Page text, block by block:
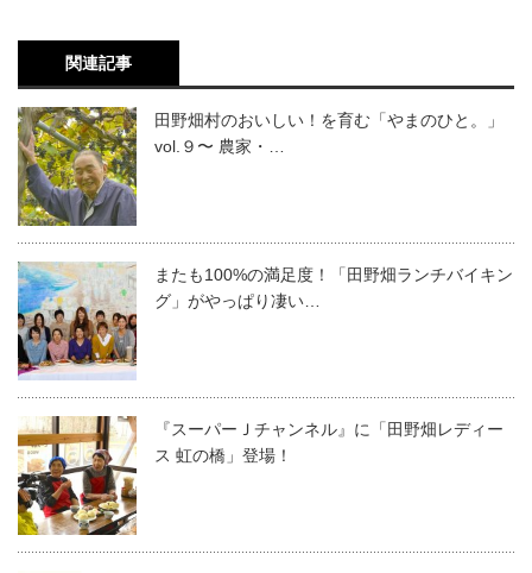
関連記事
田野畑村のおいしい！を育む「やまのひと。」
vol.９〜 農家・…
またも100%の満足度！「田野畑ランチバイキン
グ」がやっぱり凄い…
『スーパーＪチャンネル』に「田野畑レディー
ス 虹の橋」登場！